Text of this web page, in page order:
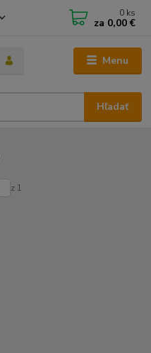
Menu
Hľadať
0 ks
za 0,00 €
z 1